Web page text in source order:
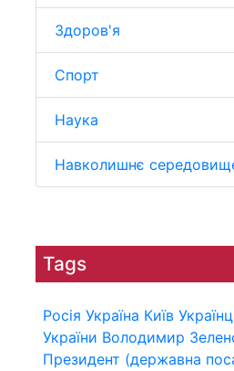
Здоров'я
Спорт
Наука
Навколишнє
Tags
Росія Україна Київ
України Володимир
Президент (державна